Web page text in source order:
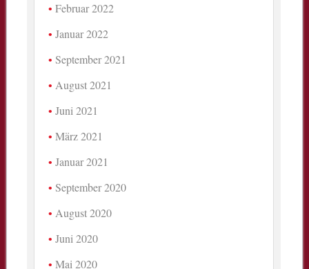
Februar 2022
Januar 2022
September 2021
August 2021
Juni 2021
März 2021
Januar 2021
September 2020
August 2020
Juni 2020
Mai 2020